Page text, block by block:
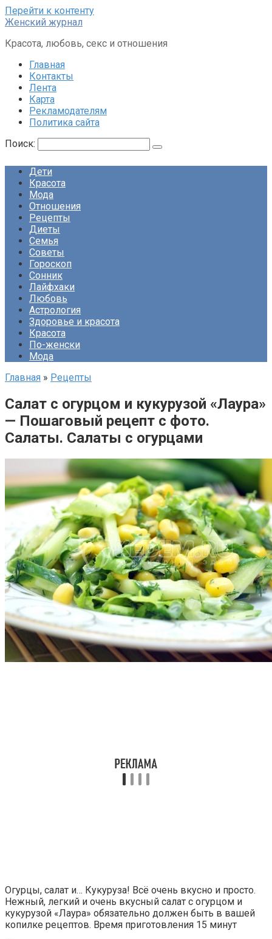
Перейти к контенту
Женский журнал
Красота, любовь, секс и отношения
Главная
Контакты
Лента
Карта
Рекламодателям
Политика сайта
Поиск:
Дети
Красота
Мода
Отношения
Рецепты
Диеты
Семья
Советы
Гороскоп
Сонник
Лайфхаки
Любовь
Астрология
Здоровье и красота
Красота
По-женски
Мода
Главная » Рецепты
Салат с огурцом и кукурузой «Лаура»
— Пошаговый рецепт с фото.
Салаты. Салаты с огурцами
Огурцы, салат и… Кукуруза! Всё очень вкусно и просто.
Нежный, легкий и очень вкусный салат с огурцом и
кукурузой «Лаура» обязательно должен быть в вашей
копилке рецептов. Время приготовления 15 минут